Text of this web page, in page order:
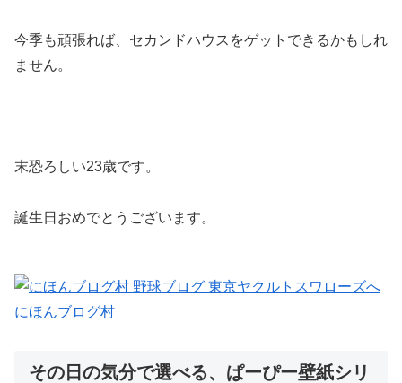
今季も頑張れば、セカンドハウスをゲットできるかもしれ
ません。
末恐ろしい23歳です。
誕生日おめでとうございます。
にほんブログ村
その日の気分で選べる、ぱーぴー壁紙シリ